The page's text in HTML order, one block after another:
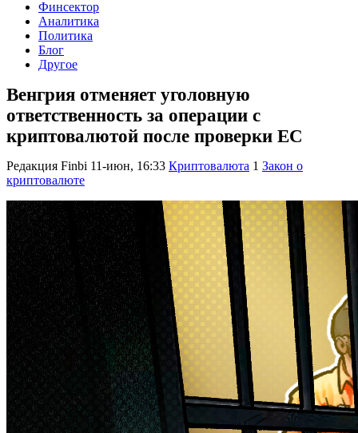
Финсектор
Аналитика
Политика
Блог
Другое
Венгрия отменяет уголовную
ответственность за операции с
криптовалютой после проверки ЕС
Редакция Finbi 11-июн, 16:33 Криптовалюта 1 Закон о
криптовалюте